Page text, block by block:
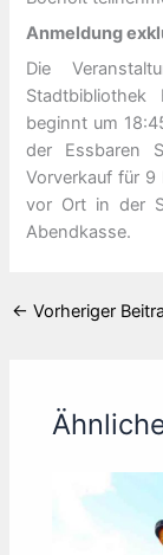
Anmeldung
Die
beginnt um
der Essbaren
Vorverkauf für 9
vor Ort in der
Abendkasse.
← Vorheriger